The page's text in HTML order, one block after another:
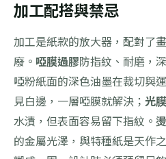
加工配搭與禁忌
加工是紙款的放大器，配對了
廢。 啞膜過膠防指紋、耐磨，
啞粉紙面的深色油墨在裁切與
見白邊，一層啞膜就解決； 光
水漬，但表面容易留下指紋。
的金屬光澤，與特種紙是天作